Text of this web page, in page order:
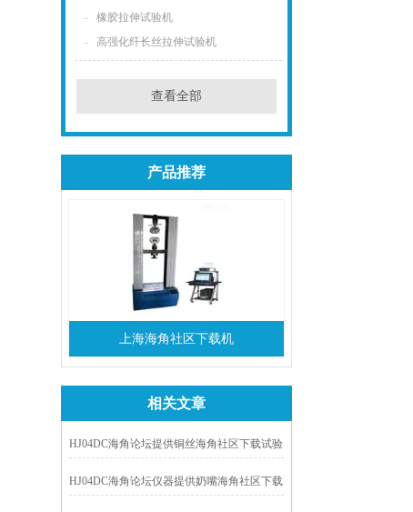
橡胶拉伸试验机
高强化纤长丝拉伸试验机
查看全部
产品推荐
上海海角社区下载机
相关文章
HJ04DC海角论坛提供铜丝海角社区下载试验
HJ04DC海角论坛仪器提供奶嘴海角社区下载